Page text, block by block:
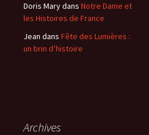
Doris Marydans Notre Dame et
les Histoires de France
Jean dans Fête des Lumières :
un brin d’histoire
Archives